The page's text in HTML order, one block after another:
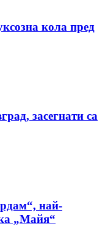
кола пред
засегнати са
най-
„Майя“